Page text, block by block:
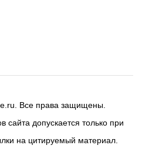
Все права защищены.
сайта допускается только при
на цитируемый материал.